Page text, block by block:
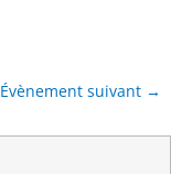
Évènement suivant →